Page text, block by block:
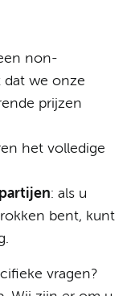
non-
dat we onze
prijzen
het volledige
: als u
bent, kunt
vragen?